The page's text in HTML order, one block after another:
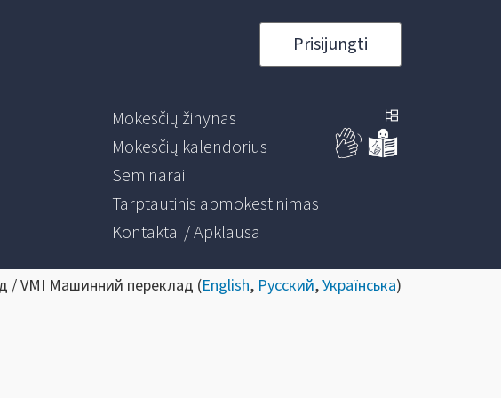
Prisijungti
Mokesčių žinynas
Mokesčių kalendorius
Seminarai
Tarptautinis apmokestinimas
Kontaktai / Apklausa
/ VMI Машинний переклад (English, Русский,Українська)